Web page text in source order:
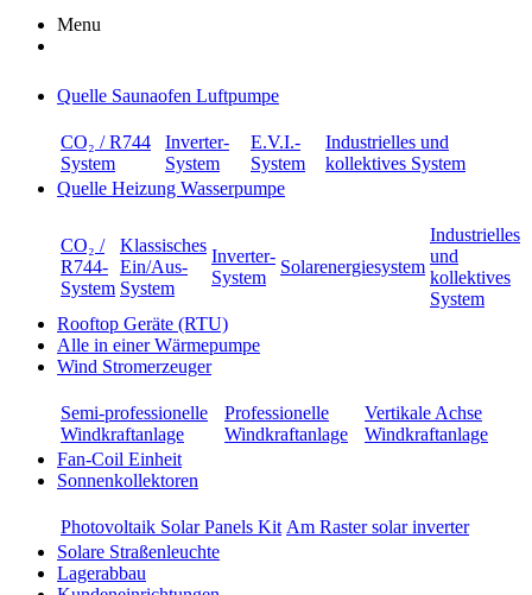
Menu
Quelle Saunaofen Luftpumpe
CO₂ / R744
System
Inverter-
System
E.V.I.-
System
Industrielles und
kollektives System
Quelle Heizung Wasserpumpe
CO₂ /
R744-
System
Klassisches
Ein/Aus-
System
Inverter-
System
Solarenergiesystem
Industrielles
und
kollektives
System
Rooftop Geräte (RTU)
Alle in einer Wärmepumpe
Wind Stromerzeuger
Semi-professionelle
Windkraftanlage
Professionelle
Windkraftanlage
Vertikale Achse
Windkraftanlage
Fan-Coil Einheit
Sonnenkollektoren
Photovoltaik Solar Panels Kit Am Raster solar inverter
Solare Straßenleuchte
Lagerabbau